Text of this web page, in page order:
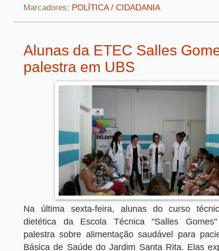
Marcadores: POLÍTICA / CIDADANIA
Alunas da ETEC Salles
palestra em UBS
Na última sexta-feira, alunas do curso
dietética da Escola Técnica "Salles
palestra sobre alimentação saudável para
Básica de Saúde do Jardim Santa Rita. Elas